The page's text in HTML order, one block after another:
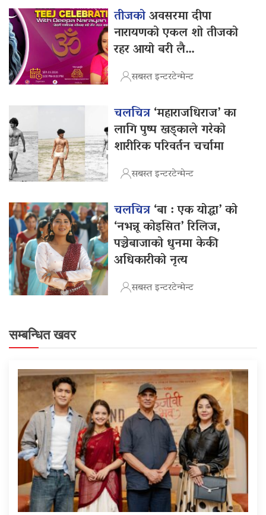
तीजकोअवसरमा दीपा
नारायणको एकल शो तीजको
रहर आयो बरी लै…
सबस्त इन्टरटेन्मेन्ट
चलचित्र‘महाराजधिराज’ का
लागि पुष्प खड्काले गरेको
शारीरिक परिवर्तन चर्चामा
सबस्त इन्टरटेन्मेन्ट
चलचित्र‘बा : एक योद्धा’ को
‘नभन्नू कोइसित’ रिलिज,
पञ्चेबाजाको धुनमा केकी
अधिकारीको नृत्य
सबस्त इन्टरटेन्मेन्ट
सम्बन्धित खवर